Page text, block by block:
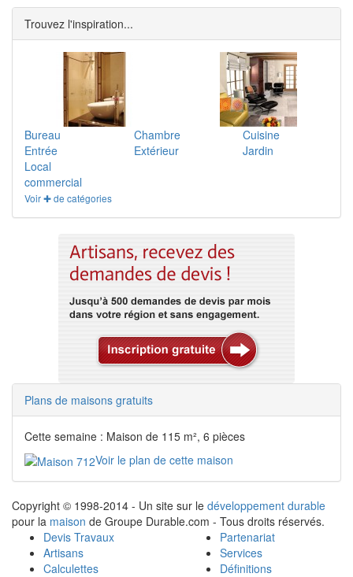
Trouvez l'inspiration...
Bureau Chambre
Cuisine
Entrée
Extérieur
Jardin
Local
commercial
Voir ✚ de catégories
Plans de maisons gratuits
Cette semaine : Maison de 115 m², 6 pièces
Voir le plan de cette maison
Copyright © 1998-2014 - Un site sur le développement durable
pour la maison de Groupe Durable.com - Tous droits réservés.
Devis Travaux
Artisans
Calculettes
Partenariat
Services
Définitions